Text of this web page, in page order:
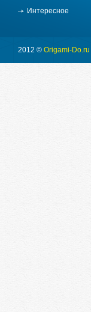
Интересное
2012 © Origami-Do.ru